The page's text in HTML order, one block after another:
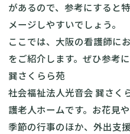
があるので、参考にすると
メージしやすいでしょう。
ここでは、大阪の看護師に
をご紹介します。ぜひ参考
巽さくらら苑
社会福祉法人光音会 巽さく
護老人ホームです。お花見
季節の行事のほか、外出支